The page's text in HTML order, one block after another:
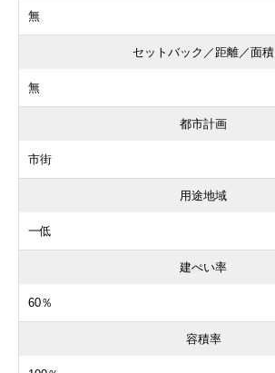
無
セットバック／距離／面積
無
都市計画
市街
用途地域
一低
建ぺい率
60％
容積率